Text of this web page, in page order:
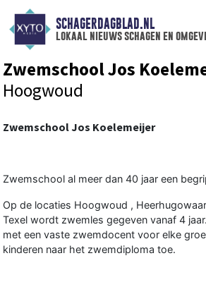
SCHAGERDAGBLAD.NL
lokaal nieuws schagen en
Zwemschool Jos
Hoogwoud
Zwemschool Jos Koelemeijer
Zwemschool al meer dan 40 jaar een
Op de locaties Hoogwoud ,
Texel wordt zwemles gegeven vanaf 4
met een vaste zwemdocent voor elke
kinderen naar het zwemdiploma toe.